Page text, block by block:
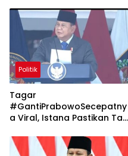
Politik
Tagar
#GantiPrabowoSecepatny
a Viral, Istana Pastikan Tak